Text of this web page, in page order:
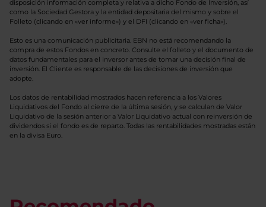
disposición información completa y relativa a dicho Fondo de Inversión, así
como la Sociedad Gestora y la entidad depositaria del mismo y sobre el
Folleto (clicando en «ver informe») y el DFI (clicando en «ver ficha»).
Esto es una comunicación publicitaria. EBN no está recomendando la
compra de estos Fondos en concreto. Consulte el folleto y el documento de
datos fundamentales para el inversor antes de tomar una decisión final de
inversión. El Cliente es responsable de las decisiones de inversión que
adopte.
Los datos de rentabilidad mostrados hacen referencia a los Valores
Liquidativos del Fondo al cierre de la última sesión, y se calculan de Valor
Liquidativo de la sesión anterior a Valor Liquidativo actual con reinversión de
dividendos si el fondo es de reparto. Todas las rentabilidades mostradas están
en la divisa Euro.